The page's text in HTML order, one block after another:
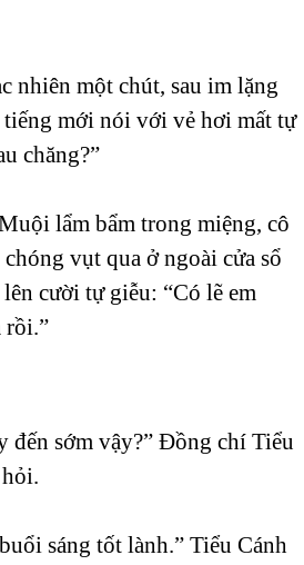
nhiên một chút, sau im lặng
tiếng mới nói với vẻ hơi mất tự
chăng?”
lẩm bẩm trong miệng, cô
vụt qua ở ngoài cửa sổ
cười tự giễu: “Có lẽ em
rồi.”
đến sớm vậy?” Đồng chí Tiểu
sáng tốt lành.” Tiểu Cánh